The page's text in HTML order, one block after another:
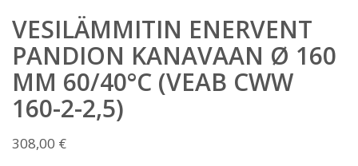
VESILÄMMITIN ENERVENT
PANDION KANAVAAN Ø 160
MM 60/40°C (VEAB CWW
160-2-2,5)
308,00 €